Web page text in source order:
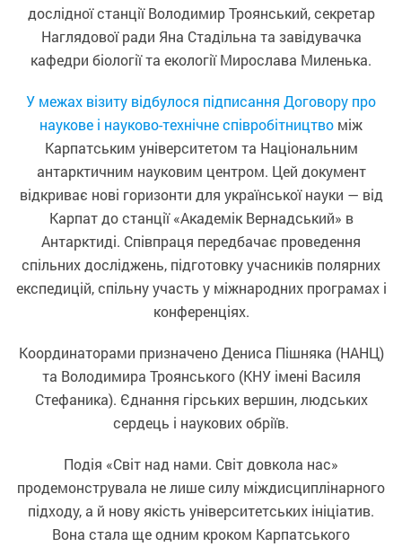
дослідної станції Володимир Троянський, секретар
Наглядової ради Яна Стадільна та завідувачка
кафедри біології та екології Мирослава Миленька.
У межах візиту відбулося підписання Договору про
наукове і науково-технічне співробітництво між
Карпатським університетом та Національним
антарктичним науковим центром. Цей документ
відкриває нові горизонти для української науки — від
Карпат до станції «Академік Вернадський» в
Антарктиді. Співпраця передбачає проведення
спільних досліджень, підготовку учасників полярних
експедицій, спільну участь у міжнародних програмах і
конференціях.
Координаторами призначено Дениса Пішняка (НАНЦ)
та Володимира Троянського (КНУ імені Василя
Стефаника). Єднання гірських вершин, людських
сердець і наукових обріїв.
Подія «Світ над нами. Світ довкола нас»
продемонструвала не лише силу міждисциплінарного
підходу, а й нову якість університетських ініціатив.
Вона стала ще одним кроком Карпатського